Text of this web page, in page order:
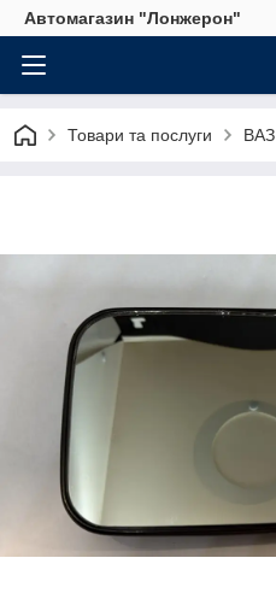
Автомагазин "Лонжерон"
Товари та послуги ВАЗ